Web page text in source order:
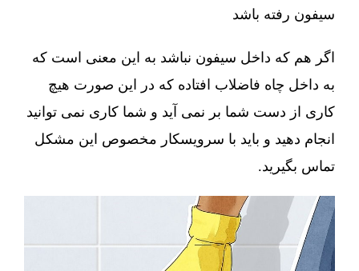
سیفون رفته باشد
اگر هم که داخل سیفون نباشد به این معنی است که
به داخل چاه فاضلاب افتاده که در این صورت هیچ
کاری از دست شما بر نمی آید و شما کاری نمی توانید
انجام دهید و باید با سرویسکار مخصوص این مشکل
تماس بگیرید.